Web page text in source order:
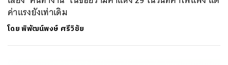
ค่าแรงยังเท่าเดิม
โดยพิพัฒน์พงษ์ ศรีวิชัย